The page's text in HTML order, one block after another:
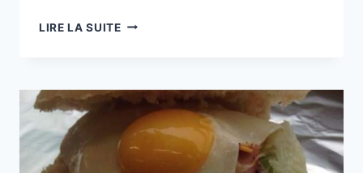
LIRE LA SUITE STAND4